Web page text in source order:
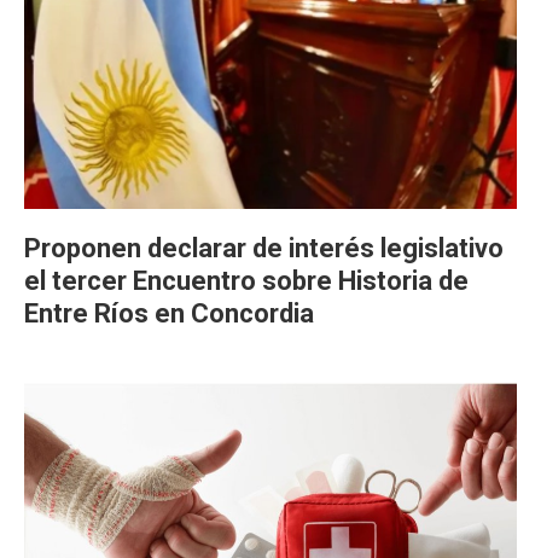
Proponen declarar de interés legislativo
el tercer Encuentro sobre Historia de
Entre Ríos en Concordia